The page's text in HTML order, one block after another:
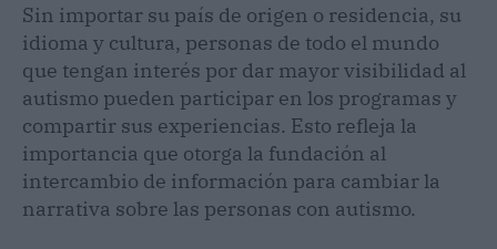
Sin importar su país de origen o residencia, su
idioma y cultura, personas de todo el mundo
que tengan interés por dar mayor visibilidad al
autismo pueden participar en los programas y
compartir sus experiencias. Esto refleja la
importancia que otorga la fundación al
intercambio de información para cambiar la
narrativa sobre las personas con autismo.